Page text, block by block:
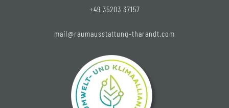
+49 35203 37157
mail@raumausstattung-tharandt.com